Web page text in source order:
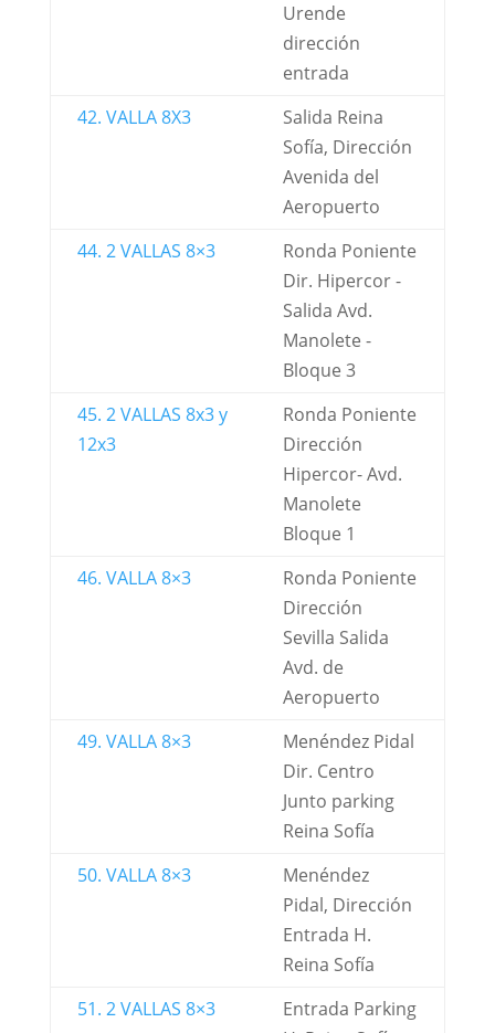
Urende
dirección
entrada
42. VALLA 8X3
Salida Reina
Sofía, Dirección
Avenida del
Aeropuerto
44. 2 VALLAS 8×3
Ronda Poniente
Dir. Hipercor -
Salida Avd.
Manolete -
Bloque 3
45. 2 VALLAS 8x3 y
12x3
Ronda Poniente
Dirección
Hipercor- Avd.
Manolete
Bloque 1
46. VALLA 8×3
Ronda Poniente
Dirección
Sevilla Salida
Avd. de
Aeropuerto
49. VALLA 8×3
Menéndez Pidal
Dir. Centro
Junto parking
Reina Sofía
50. VALLA 8×3
Menéndez
Pidal, Dirección
Entrada H.
Reina Sofía
51. 2 VALLAS 8×3
Entrada Parking